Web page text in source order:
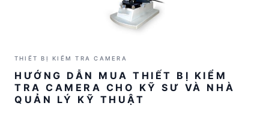
THIẾT BỊ KIỂM TRA CAMERA
HƯỚNG DẪN MUA THIẾT BỊ KIỂM
TRA CAMERA CHO KỸ SƯ VÀ NHÀ
QUẢN LÝ KỸ THUẬT